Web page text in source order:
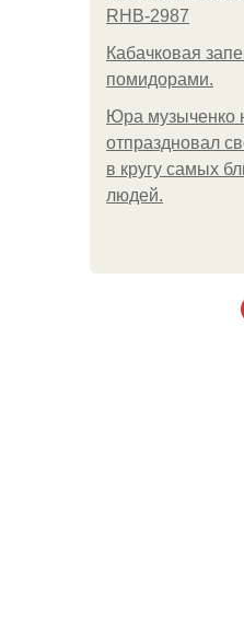
RHB-2987
Кабачковая
помидорами.
Юра музыченко
отпраздновал
в кругу самых
людей.